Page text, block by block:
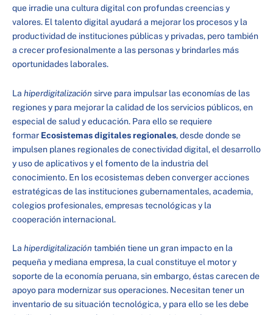
que irradie una cultura digital con profundas creencias y
valores. El talento digital ayudará a mejorar los procesos y la
productividad de instituciones públicas y privadas, pero también
a crecer profesionalmente a las personas y brindarles más
oportunidades laborales.
La hiperdigitalización sirve para impulsar las economías de las
regiones y para mejorar la calidad de los servicios públicos, en
especial de salud y educación. Para ello se requiere
formar Ecosistemas digitales regionales, desde donde se
impulsen planes regionales de conectividad digital, el desarrollo
y uso de aplicativos y el fomento de la industria del
conocimiento. En los ecosistemas deben converger acciones
estratégicas de las instituciones gubernamentales, academia,
colegios profesionales, empresas tecnológicas y la
cooperación internacional.
La hiperdigitalización también tiene un gran impacto en la
pequeña y mediana empresa, la cual constituye el motor y
soporte de la economía peruana, sin embargo, éstas carecen de
apoyo para modernizar sus operaciones. Necesitan tener un
inventario de su situación tecnológica, y para ello se les debe